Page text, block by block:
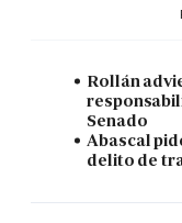
Rollán
Senado
Abascal
delito de